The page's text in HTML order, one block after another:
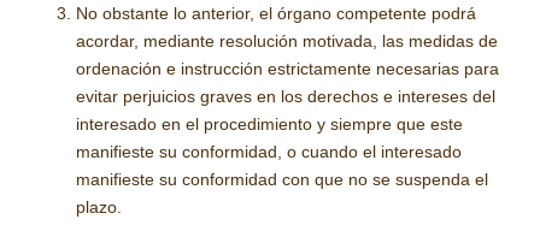
No obstante lo anterior, el órgano competente podrá
acordar, mediante resolución motivada, las medidas de
ordenación e instrucción estrictamente necesarias para
evitar perjuicios graves en los derechos e intereses del
interesado en el procedimiento y siempre que este
manifieste su conformidad, o cuando el interesado
manifieste su conformidad con que no se suspenda el
plazo.